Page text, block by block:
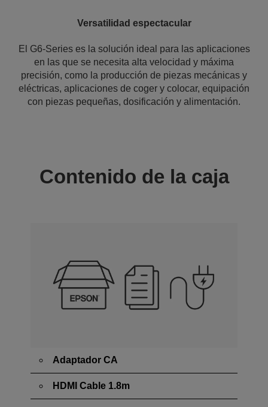
Versatilidad espectacular
El G6-Series es la solución ideal para las aplicaciones
en las que se necesita alta velocidad y máxima
precisión, como la producción de piezas mecánicas y
eléctricas, aplicaciones de coger y colocar, equipación
con piezas pequeñas, dosificación y alimentación.
Contenido de la caja
Adaptador CA
HDMI Cable 1.8m